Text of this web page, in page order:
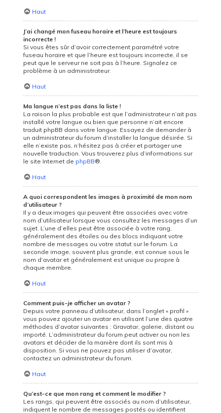
Haut
J’ai changé mon fuseau horaire et l’heure est toujours
incorrecte !
Si vous êtes sûr d’avoir correctement paramétré votre
fuseau horaire et que l’heure est toujours incorrecte, il se
peut que le serveur ne soit pas à l’heure. Signalez ce
problème à un administrateur.
Haut
Ma langue n’est pas dans la liste !
La raison la plus probable est que l’administrateur n’ait pas
installé votre langue ou bien que personne n’ait encore
traduit phpBB dans votre langue. Essayez de demander à
un administrateur du forum d’installer la langue désirée. Si
elle n’existe pas, n’hésitez pas à créer et partager une
nouvelle traduction. Vous trouverez plus d’informations sur
le site Internet de phpBB®.
Haut
A quoi correspondent les images à proximité de mon nom
d’utilisateur ?
Il y a deux images qui peuvent être associées avec votre
nom d’utilisateur lorsque vous consultez les messages d’un
sujet. L’une d’elles peut être associée à votre rang,
généralement des étoiles ou des blocs indiquant votre
nombre de messages ou votre statut sur le forum. La
seconde image, souvent plus grande, est connue sous le
nom d’avatar et généralement est unique ou propre à
chaque membre.
Haut
Comment puis-je afficher un avatar ?
Depuis votre panneau d’utilisateur, dans l’onglet « profil »
vous pouvez ajouter un avatar en utilisant l’une des quatre
méthodes d’avatar suivantes : Gravatar, galerie, distant ou
importé. L’administrateur du forum peut activer ou non les
avatars et décider de la manière dont ils sont mis à
disposition. Si vous ne pouvez pas utiliser d’avatar,
contactez un administrateur du forum.
Haut
Qu’est-ce que mon rang et comment le modifier ?
Les rangs, qui peuvent être associés au nom d’utilisateur,
indiquent le nombre de messages postés ou identifient